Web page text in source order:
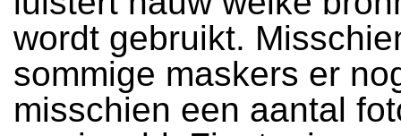
wordt gebruikt.
sommige maskers er
misschien een aantal